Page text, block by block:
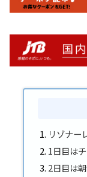
リゾナー
1日目は
2日目は